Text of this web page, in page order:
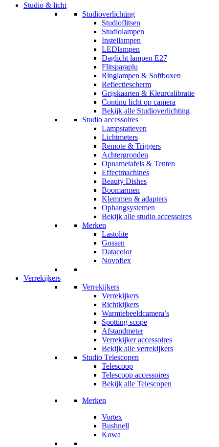
Studio & licht
Studioverlichting
Studioflitsen
Studiolampen
Instellampen
LEDlampen
Daglicht lampen E27
Flitsparaplu
Ringlampen & Softboxen
Reflectiescherm
Grijskaarten & Kleurcalibratie
Continu licht op camera
Bekijk alle Studioverlichting
Studio accessoires
Lampstatieven
Lichtmeters
Remote & Triggers
Achtergronden
Opnametafels & Tenten
Effectmachines
Beauty Dishes
Boomarmen
Klemmen & adapters
Ophangsystemen
Bekijk alle studio accessoires
Merken
Lastolite
Gossen
Datacolor
Novoflex
Verrekijkers
Verrekijkers
Verrekijkers
Richtkijkers
Warmtebeeldcamera’s
Spotting scope
Afstandmeter
Verrekijker accessoires
Bekijk alle verrekijkers
Studio Telescopen
Telescoop
Telescoop accessoires
Bekijk alle Telescopen
Merken
Vortex
Bushnell
Kowa